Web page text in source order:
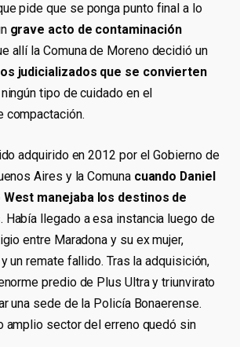
pide que se ponga punto final a lo
grave acto de contaminación
allí la Comuna de Moreno decidió un
judicializados que se convierten
tipo de cuidado en el
compactación.
adquirido en 2012 por el Gobierno de
Aires y la Comuna cuando Daniel
manejaba los destinos de
. Había llegado a esa instancia luego de
entre Maradona y su ex mujer,
un remate fallido. Tras la adquisición,
predio de Plus Ultra y triunvirato
una sede de la Policía Bonaerense.
amplio sector del erreno quedó sin